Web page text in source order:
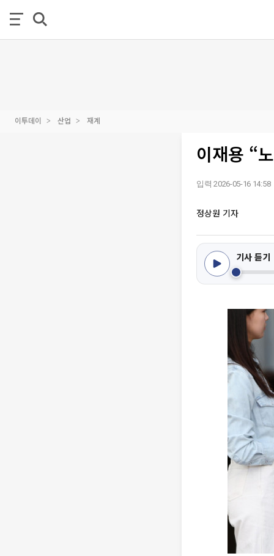
이투데이 산업 재계
이재용 “
입력 2026-05-16 14:58
정상원 기자
기사 듣기